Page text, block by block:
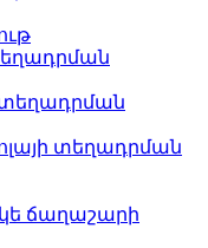
տեղադրման
տեղադրման
ճաղաշարի